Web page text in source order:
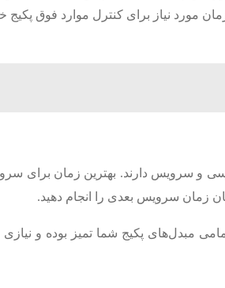
و سرویس دارند. بهترین زمان برای
زمان سرویس بعدی را انجام دهید.
مبدل‌های پکیج شما تمیز بوده و